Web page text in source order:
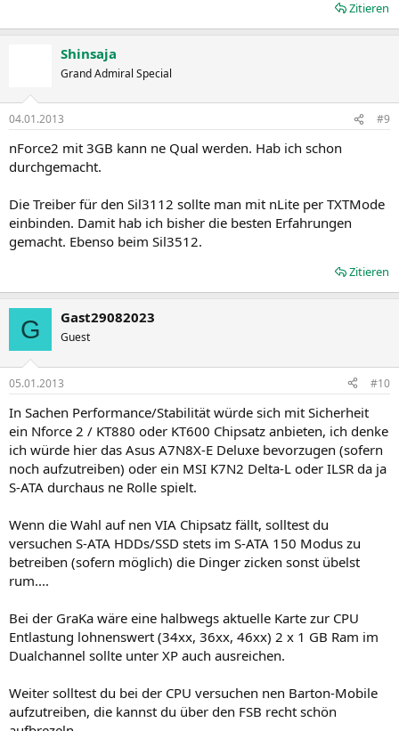
Zitieren
Shinsaja
Grand Admiral Special
04.01.2013 #9
nForce2 mit 3GB kann ne Qual werden. Hab ich schon
durchgemacht.
Die Treiber für den Sil3112 sollte man mit nLite per TXTMode
einbinden. Damit hab ich bisher die besten Erfahrungen
gemacht. Ebenso beim Sil3512.
Zitieren
G Gast29082023
Guest
05.01.2013 #10
In Sachen Performance/Stabilität würde sich mit Sicherheit
ein Nforce 2 / KT880 oder KT600 Chipsatz anbieten, ich denke
ich würde hier das Asus A7N8X-E Deluxe bevorzugen (sofern
noch aufzutreiben) oder ein MSI K7N2 Delta-L oder ILSR da ja
S-ATA durchaus ne Rolle spielt.
Wenn die Wahl auf nen VIA Chipsatz fällt, solltest du
versuchen S-ATA HDDs/SSD stets im S-ATA 150 Modus zu
betreiben (sofern möglich) die Dinger zicken sonst übelst
rum....
Bei der GraKa wäre eine halbwegs aktuelle Karte zur CPU
Entlastung lohnenswert (34xx, 36xx, 46xx) 2 x 1 GB Ram im
Dualchannel sollte unter XP auch ausreichen.
Weiter solltest du bei der CPU versuchen nen Barton-Mobile
aufzutreiben, die kannst du über den FSB recht schön